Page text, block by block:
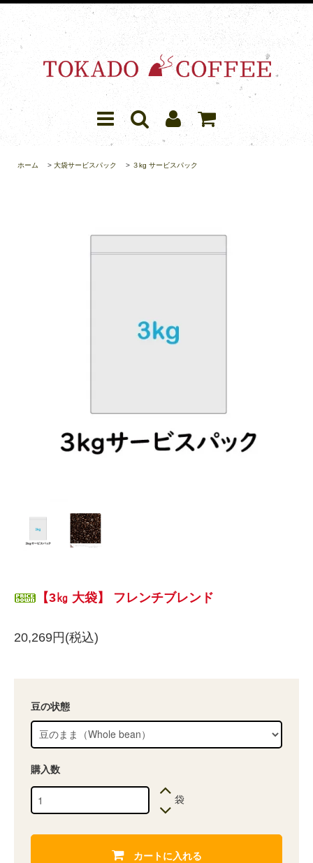
ホーム > 大袋サービスパック > ３kg サービスパック
【3㎏ 大袋】 フレンチブレンド
20,269円(税込)
豆の状態
購入数
袋
カートに入れる